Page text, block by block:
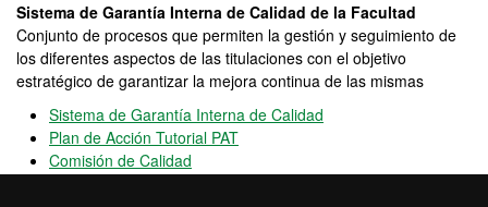
Sistema de Garantía Interna de Calidad de la Facultad
Conjunto de procesos que permiten la gestión y seguimiento de
los diferentes aspectos de las titulaciones con el objetivo
estratégico de garantizar la mejora continua de las mismas
Sistema de Garantía Interna de Calidad
Plan de Acción Tutorial PAT
Comisión de Calidad